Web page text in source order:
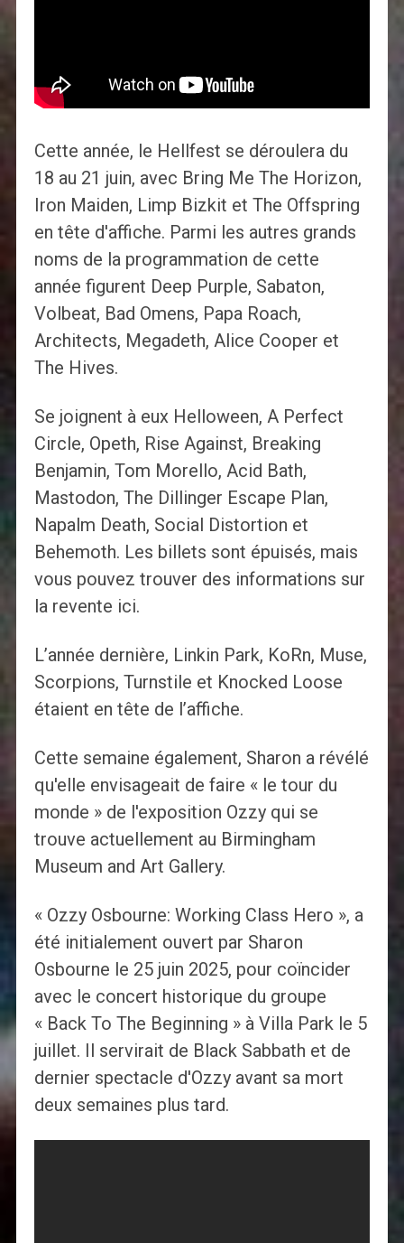
Cette année, le Hellfest se déroulera du
18 au 21 juin, avec Bring Me The Horizon,
Iron Maiden, Limp Bizkit et The Offspring
en tête d'affiche. Parmi les autres grands
noms de la programmation de cette
année figurent Deep Purple, Sabaton,
Volbeat, Bad Omens, Papa Roach,
Architects, Megadeth, Alice Cooper et
The Hives.
Se joignent à eux Helloween, A Perfect
Circle, Opeth, Rise Against, Breaking
Benjamin, Tom Morello, Acid Bath,
Mastodon, The Dillinger Escape Plan,
Napalm Death, Social Distortion et
Behemoth. Les billets sont épuisés, mais
vous pouvez trouver des informations sur
la revente ici.
L’année dernière, Linkin Park, KoRn, Muse,
Scorpions, Turnstile et Knocked Loose
étaient en tête de l’affiche.
Cette semaine également, Sharon a révélé
qu'elle envisageait de faire « le tour du
monde » de l'exposition Ozzy qui se
trouve actuellement au Birmingham
Museum and Art Gallery.
« Ozzy Osbourne: Working Class Hero », a
été initialement ouvert par Sharon
Osbourne le 25 juin 2025, pour coïncider
avec le concert historique du groupe
« Back To The Beginning » à Villa Park le 5
juillet. Il servirait de Black Sabbath et de
dernier spectacle d'Ozzy avant sa mort
deux semaines plus tard.